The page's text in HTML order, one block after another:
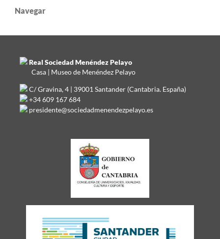
Navegar
Real Sociedad Menéndez Pelayo
Casa | Museo de Menéndez Pelayo
C/ Gravina, 4 | 39001 Santander (Cantabria. España)
+34 609 167 684
presidente@sociedadmenendezpelayo.es